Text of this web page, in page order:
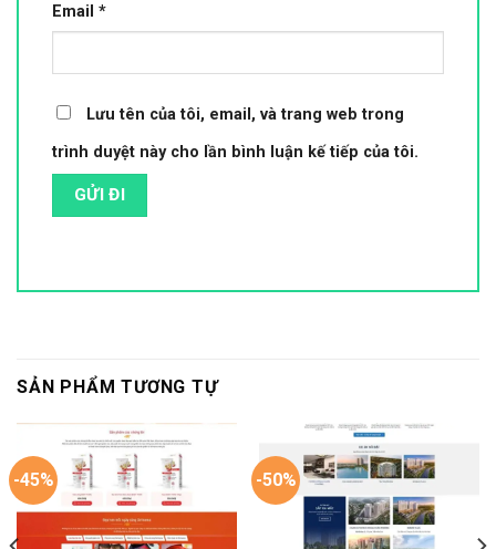
Email *
Lưu tên của tôi, email, và trang web trong
trình duyệt này cho lần bình luận kế tiếp của tôi.
SẢN PHẨM TƯƠNG TỰ
-45% -50%